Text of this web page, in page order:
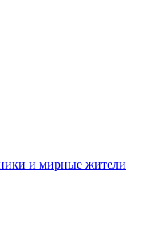
и мирные жители